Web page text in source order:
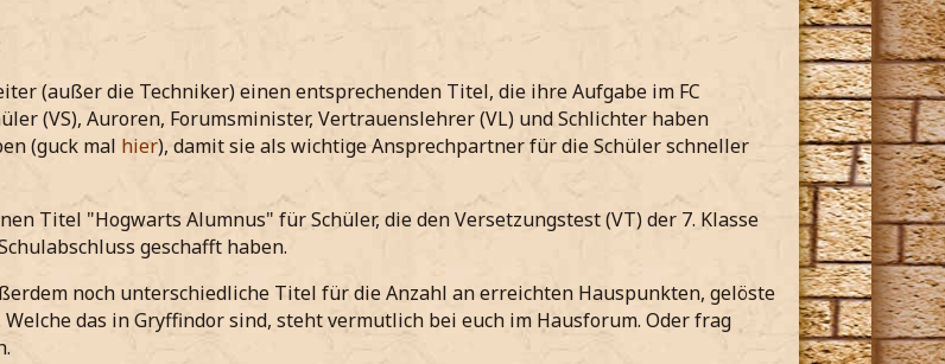
(außer die Techniker) einen entsprechenden Titel, die ihre Aufgabe im FC
(VS), Auroren, Forumsminister, Vertrauenslehrer (VL) und Schlichter haben
(guck mal hier), damit sie als wichtige Ansprechpartner für die Schüler schneller
Titel "Hogwarts Alumnus" für Schüler, die den Versetzungstest (VT) der 7. Klasse
geschafft haben.
noch unterschiedliche Titel für die Anzahl an erreichten Hauspunkten, gelöste
das in Gryffindor sind, steht vermutlich bei euch im Hausforum. Oder frag